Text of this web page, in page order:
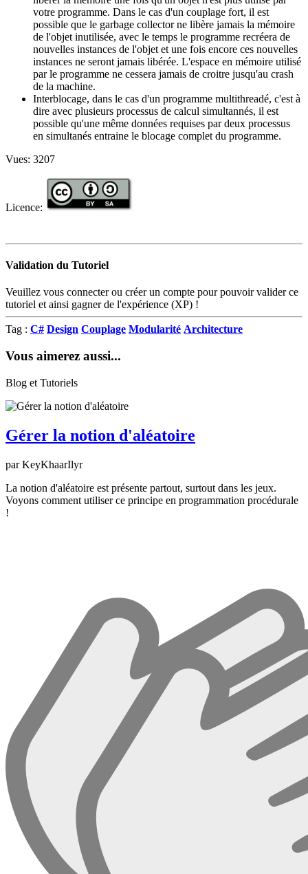
votre programme. Dans le cas d'un couplage fort, il est
possible que le garbage collector ne libère jamais la mémoire
de l'objet inutilisée, avec le temps le programme recréera de
nouvelles instances de l'objet et une fois encore ces nouvelles
instances ne seront jamais libérée. L'espace en mémoire utilisé
par le programme ne cessera jamais de croitre jusqu'au crash
de la machine.
Interblocage, dans le cas d'un programme multithreadé, c'est à
dire avec plusieurs processus de calcul simultannés, il est
possible qu'une même données requises par deux processus
en simultanés entraine le blocage complet du programme.
Vues: 3207
Licence:
Validation du Tutoriel
Veuillez vous connecter ou créer un compte pour pouvoir valider ce
tutoriel et ainsi gagner de l'expérience (XP) !
Tag : C# Design Couplage Modularité Architecture
Vous aimerez aussi...
Blog et Tutoriels
Gérer la notion d'aléatoire
par KeyKhaarIlyr
La notion d'aléatoire est présente partout, surtout dans les jeux.
Voyons comment utiliser ce principe en programmation procédurale
!